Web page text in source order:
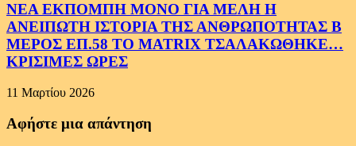
ΝΕΑ ΕΚΠΟΜΠΗ ΜΟΝΟ ΓΙΑ ΜΕΛΗ Η
ΑΝΕΙΠΩΤΗ ΙΣΤΟΡΙΑ ΤΗΣ ΑΝΘΡΩΠΟΤΗΤΑΣ Β
ΜΕΡΟΣ ΕΠ.58 ΤΟ MATRIX ΤΣΑΛΑΚΩΘΗΚΕ…
ΚΡΙΣΙΜΕΣ ΩΡΕΣ
11 Μαρτίου 2026
Αφήστε μια απάντηση